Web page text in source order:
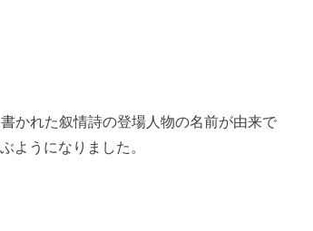
かれた叙情詩の登場人物の名前が由来で
ようになりました。